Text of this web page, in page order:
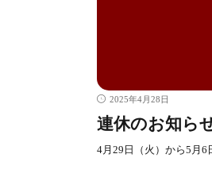
2025年4月28日
連休のお知ら
4月29日（火）から5月